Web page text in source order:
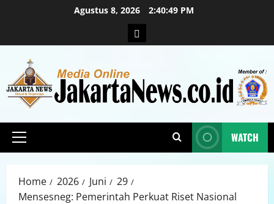
Agustus 8, 2026 2:40:51 PM
WATCH
Home 2026 Juni
29
Mensesneg: Pemerintah Perkuat Riset Nasional